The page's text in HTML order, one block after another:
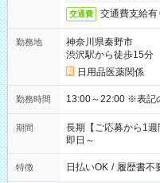
交通費 交通費支給有
勤務地
神奈川県秦野市
渋沢駅から徒歩15分
日用品医薬関係
勤務時間 13:00～
期間
長期【ご応募から1週
即日～
特徴 日払いOK / 履歴書不